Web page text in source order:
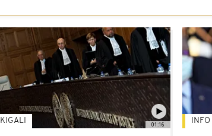
01:16
KIGALI INFO